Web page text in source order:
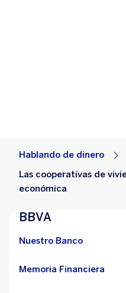
Hablando de dinero
Las cooperativas de
económica
BBVA
Nuestro Banco
Memoria Financiera